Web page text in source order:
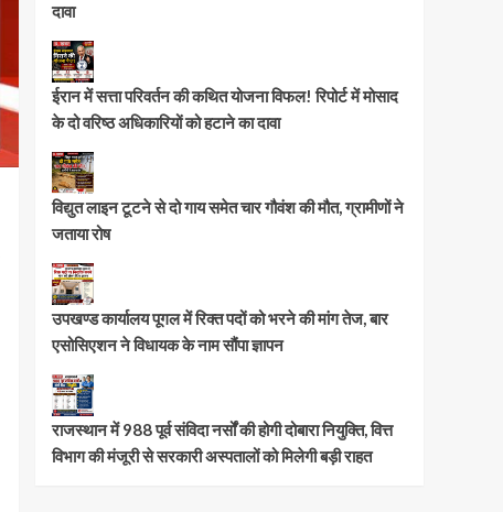
दावा
ईरान में सत्ता परिवर्तन की कथित योजना विफल! रिपोर्ट में मोसाद
के दो वरिष्ठ अधिकारियों को हटाने का दावा
विद्युत लाइन टूटने से दो गाय समेत चार गौवंश की मौत, ग्रामीणों ने
जताया रोष
उपखण्ड कार्यालय पूगल में रिक्त पदों को भरने की मांग तेज, बार
एसोसिएशन ने विधायक के नाम सौंपा ज्ञापन
राजस्थान में 988 पूर्व संविदा नर्सों की होगी दोबारा नियुक्ति, वित्त
विभाग की मंजूरी से सरकारी अस्पतालों को मिलेगी बड़ी राहत